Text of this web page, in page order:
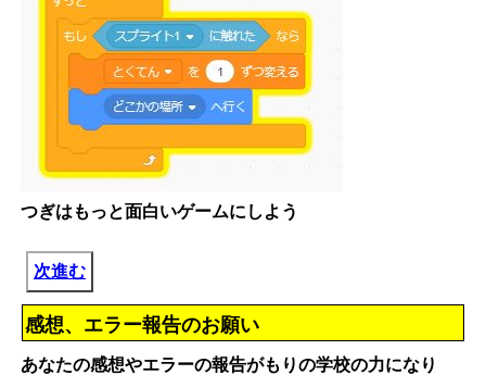
つぎはもっと面白いゲームにしよう
次進む
感想、エラー報告のお願い
あなたの感想やエラーの報告がもりの学校の力になり